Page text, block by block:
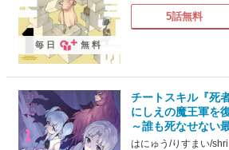
5話無料
毎日 無料
チートスキル『死
にしえの魔王軍を
～誰も死なせない
はにゅう/りすまい/shri